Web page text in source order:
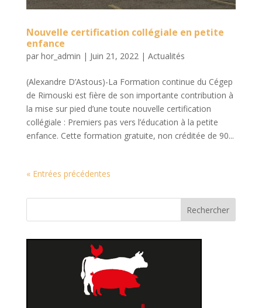
Nouvelle certification collégiale en petite
enfance
par hor_admin | Juin 21, 2022| Actualités
(Alexandre D’Astous)-La Formation continue du Cégep
de Rimouski est fière de son importante contribution à
la mise sur pied d’une toute nouvelle certification
collégiale : Premiers pas vers l’éducation à la petite
enfance. Cette formation gratuite, non créditée de 90...
« Entrées précédentes
Rechercher